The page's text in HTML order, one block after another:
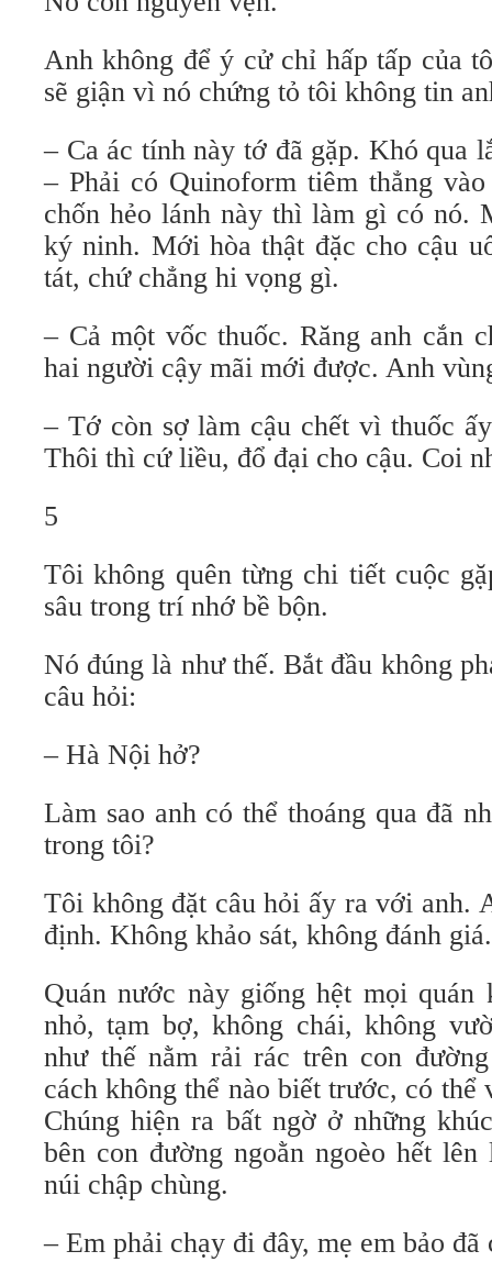
Anh không để ý cử chỉ hấp tấp của
sẽ giận vì nó chứng tỏ tôi không tin
– Ca ác tính này tớ đã gặp. Khó qua
– Phải có Quinoform tiêm thẳng
chốn hẻo lánh này thì làm gì có nó.
ký ninh. Mới hòa thật đặc cho cậu
tát, chứ chẳng hi vọng gì.
– Cả một vốc thuốc. Răng anh cắn
hai người cậy mãi mới được. Anh
– Tớ còn sợ làm cậu chết vì thuốc
Thôi thì cứ liều, đổ đại cho cậu. Coi
5
Tôi không quên từng chi tiết cuộc
sâu trong trí nhớ bề bộn.
Nó đúng là như thế. Bắt đầu không
câu hỏi:
– Hà Nội hở?
Làm sao anh có thể thoáng qua đã
trong tôi?
Tôi không đặt câu hỏi ấy ra với anh.
định. Không khảo sát, không đánh giá.
Quán nước này giống hệt mọi quán
nhỏ, tạm bợ, không chái, không
như thế nằm rải rác trên con
cách không thể nào biết trước, có thể
Chúng hiện ra bất ngờ ở những
bên con đường ngoằn ngoèo hết
núi chập chùng.
– Em phải chạy đi đây, mẹ em bảo đã